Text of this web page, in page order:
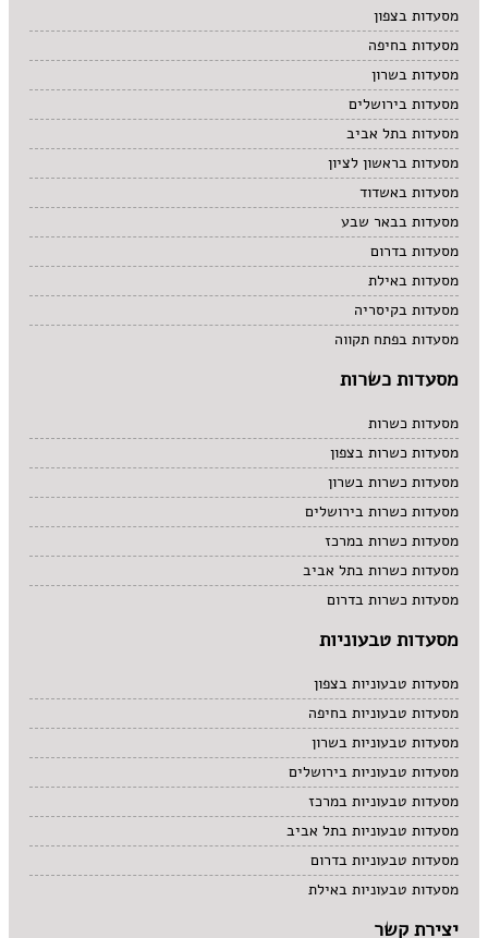
מסעדות בצפון
מסעדות בחיפה
מסעדות בשרון
מסעדות בירושלים
מסעדות בתל אביב
מסעדות בראשון לציון
מסעדות באשדוד
מסעדות בבאר שבע
מסעדות בדרום
מסעדות באילת
מסעדות בקיסריה
מסעדות בפתח תקווה
מסעדות כשרות
מסעדות כשרות
מסעדות כשרות בצפון
מסעדות כשרות בשרון
מסעדות כשרות בירושלים
מסעדות כשרות במרכז
מסעדות כשרות בתל אביב
מסעדות כשרות בדרום
מסעדות טבעוניות
מסעדות טבעוניות בצפון
מסעדות טבעוניות בחיפה
מסעדות טבעוניות בשרון
מסעדות טבעוניות בירושלים
מסעדות טבעוניות במרכז
מסעדות טבעוניות בתל אביב
מסעדות טבעוניות בדרום
מסעדות טבעוניות באילת
יצירת קשר